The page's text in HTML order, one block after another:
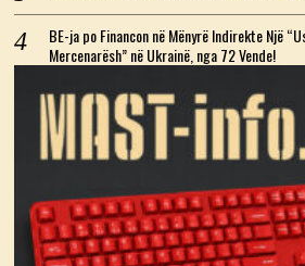
BE-ja po Financon në Mënyrë Indirekte Një
Mercenarësh” në Ukrainë, nga 72 Vende!